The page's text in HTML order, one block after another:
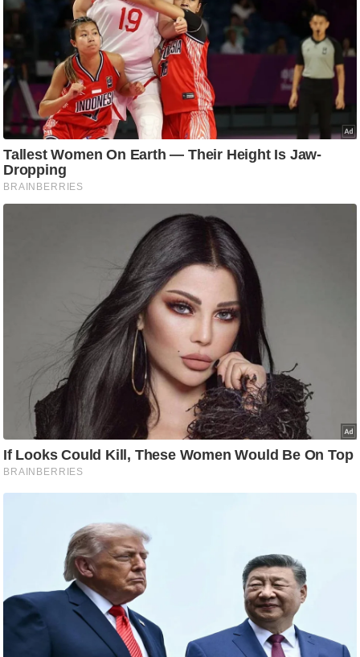
ट
ने
मं
त्रा
रि
ले
श
न
शि
म
सा
भू
मि
स्तं